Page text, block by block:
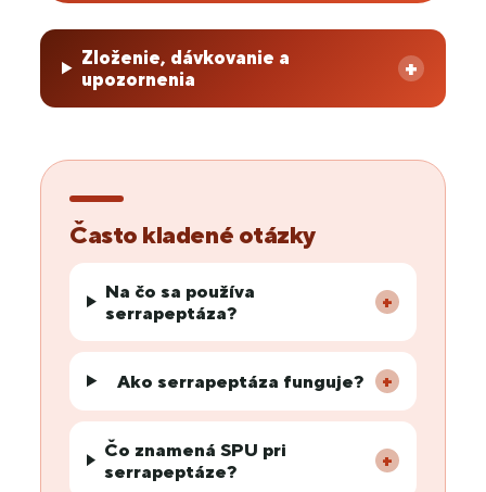
Zloženie, dávkovanie a
upozornenia
+
Často kladené otázky
Na čo sa používa
serrapeptáza?
+
Ako serrapeptáza funguje? +
Čo znamená SPU pri
serrapeptáze?
+